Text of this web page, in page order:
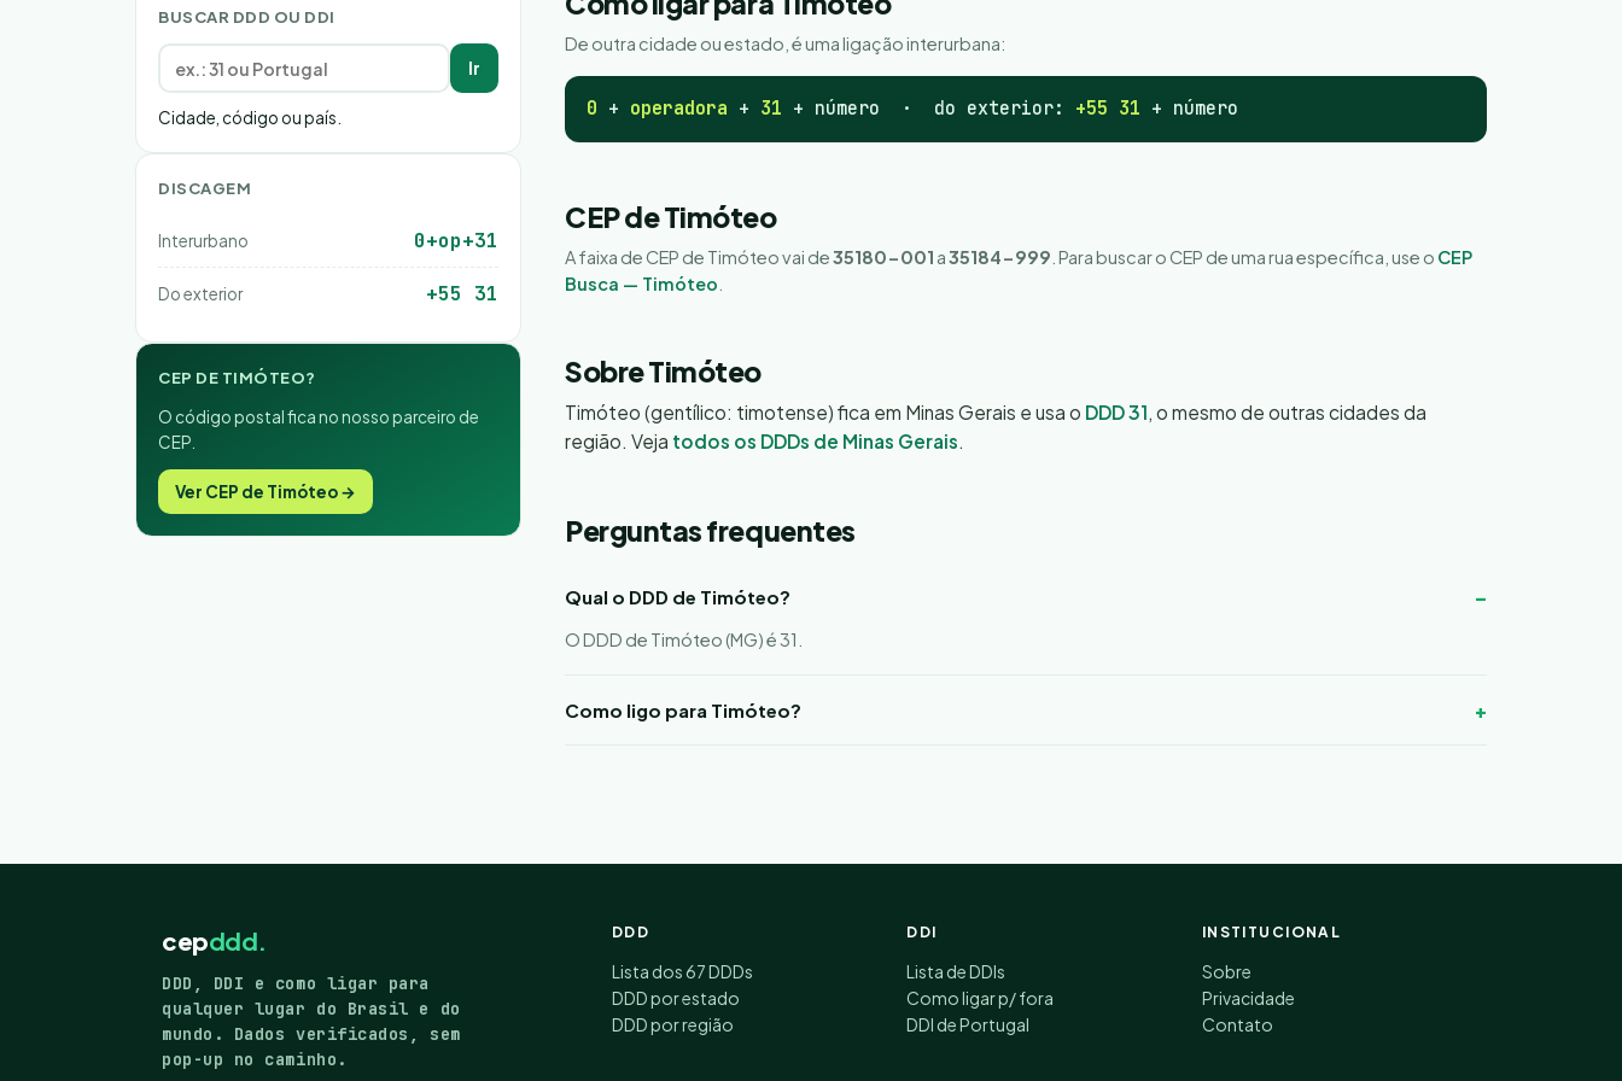
BUSCAR DDD OU DDI
Ir
Cidade, código ou país.
DISCAGEM
Interurbano 0+op+31
Do exterior +55 31
CEP DE TIMÓTEO?
O código postal fica no nosso parceiro de
CEP.
Ver CEP de Timóteo →
De outra cidade ou estado, é uma ligação interurbana:
0 + operadora + 31 + número · do exterior: +55 31 + número
CEP de Timóteo
A faixa de CEP de Timóteo vai de35180-001 a35184-999 . Para buscar o CEP de uma rua específica, use o CEP
Busca — Timóteo
Sobre Timóteo
Timóteo (gentílico: timotense) fica em Minas Gerais e usa o DDD 31, o mesmo de outras cidades da
região. Veja todos os DDDs de Minas Gerais.
Perguntas frequentes
Qual o DDD de Timóteo?
O DDD de Timóteo (MG) é 31.
Como ligo para Timóteo?
cepddd.
DDD, DDI e como ligar para
qualquer lugar do Brasil e do
mundo. Dados verificados, sem
pop-up no caminho.
DDD
Lista dos 67 DDDs
DDD por estado
DDD por região
DDI
Lista de DDIs
Como ligar p/ fora
DDI de Portugal
INSTITUCIONAL
Sobre
Privacidade
Contato